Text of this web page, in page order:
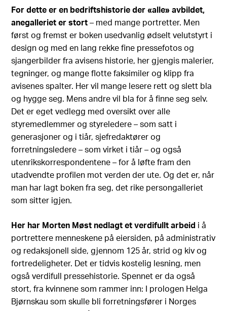
For dette er en bedriftshistorie der «alle» avbildet,
anegalleriet er stort– med mange portretter. Men
først og fremst er boken usedvanlig ødselt velutstyrt i
design og med en lang rekke fine pressefotos og
sjangerbilder fra avisens historie, her gjengis malerier,
tegninger, og mange flotte faksimiler og klipp fra
avisenes spalter. Her vil mange lesere rett og slett bla
og hygge seg. Mens andre vil bla for å finne seg selv.
Det er eget vedlegg med oversikt over alle
styremedlemmer og styreledere – som satt i
generasjoner og i tiår, sjefredaktører og
forretningsledere – som virket i tiår – og også
utenrikskorrespondentene – for å løfte fram den
utadvendte profilen mot verden der ute. Og det er, når
man har lagt boken fra seg, det rike persongalleriet
som sitter igjen.
Her har Morten Møst nedlagt et verdifullt arbeid i å
portrettere menneskene på eiersiden, på administrativ
og redaksjonell side, gjennom 125 år, strid og kiv og
fortredeligheter. Det er tidvis kostelig lesning, men
også verdifull pressehistorie. Spennet er da også
stort, fra kvinnene som rammer inn: I prologen Helga
Bjørnskau som skulle bli forretningsfører i Norges